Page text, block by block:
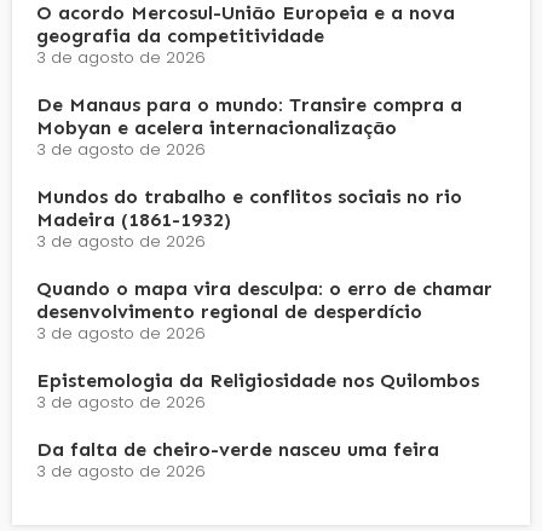
O acordo Mercosul-União Europeia e a nova
geografia da competitividade
3 de agosto de 2026
De Manaus para o mundo: Transire compra a
Mobyan e acelera internacionalização
3 de agosto de 2026
Mundos do trabalho e conflitos sociais no rio
Madeira (1861-1932)
3 de agosto de 2026
Quando o mapa vira desculpa: o erro de chamar
desenvolvimento regional de desperdício
3 de agosto de 2026
Epistemologia da Religiosidade nos Quilombos
3 de agosto de 2026
Da falta de cheiro-verde nasceu uma feira
3 de agosto de 2026